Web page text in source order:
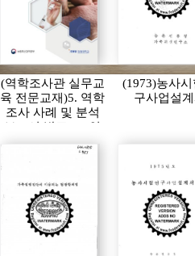
(역학조사관 실무교
육 전문교재)5. 역학
조사 사례 및 분석
보고서 발표(2): 인
(1973)농사시
구사업설계